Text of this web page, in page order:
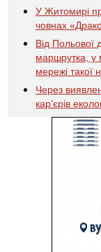
У Житомирі
човнах
Від Польової
маршрутка, у
мережі такої
Через
кар’єрів